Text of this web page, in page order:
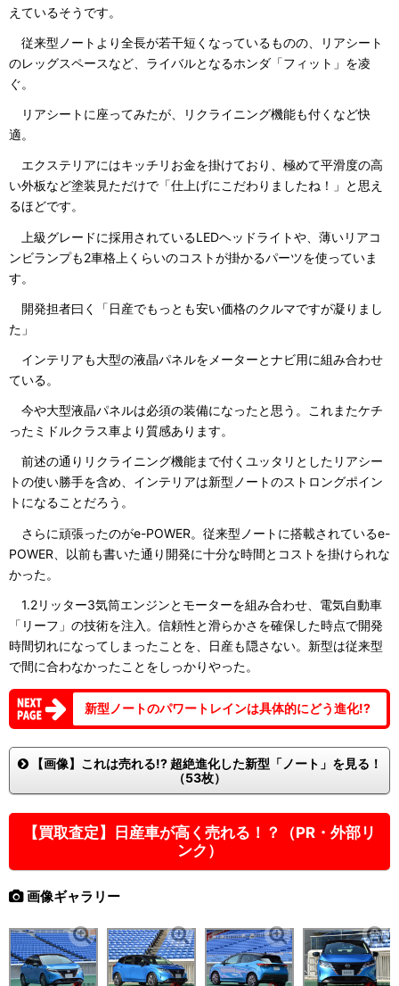
えているそうです。
従来型ノートより全長が若干短くなっているものの、リアシート
のレッグスペースなど、ライバルとなるホンダ「フィット」を凌
ぐ。
リアシートに座ってみたが、リクライニング機能も付くなど快
適。
エクステリアにはキッチリお金を掛けており、極めて平滑度の高
い外板など塗装見ただけで「仕上げにこだわりましたね！」と思え
るほどです。
上級グレードに採用されているLEDヘッドライトや、薄いリアコ
ンビランプも2車格上くらいのコストが掛かるパーツを使っていま
す。
開発担者曰く「日産でもっとも安い価格のクルマですが凝りまし
た」
インテリアも大型の液晶パネルをメーターとナビ用に組み合わせ
ている。
今や大型液晶パネルは必須の装備になったと思う。これまたケチ
ったミドルクラス車より質感あります。
前述の通りリクライニング機能まで付くユッタリとしたリアシー
トの使い勝手を含め、インテリアは新型ノートのストロングポイン
トになることだろう。
さらに頑張ったのがe-POWER。従来型ノートに搭載されているe-
POWER、以前も書いた通り開発に十分な時間とコストを掛けられな
かった。
1.2リッター3気筒エンジンとモーターを組み合わせ、電気自動車
「リーフ」の技術を注入。信頼性と滑らかさを確保した時点で開発
時間切れになってしまったことを、日産も隠さない。新型は従来型
で間に合わなかったことをしっかりやった。
新型ノートのパワートレインは具体的にどう進化!?
【画像】これは売れる!? 超絶進化した新型「ノート」を見る！
（53枚）
【買取査定】日産車が高く売れる！？（PR・外部リ
ンク）
画像ギャラリー